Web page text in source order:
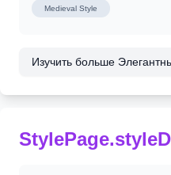
Medieval Style
Изучить больше